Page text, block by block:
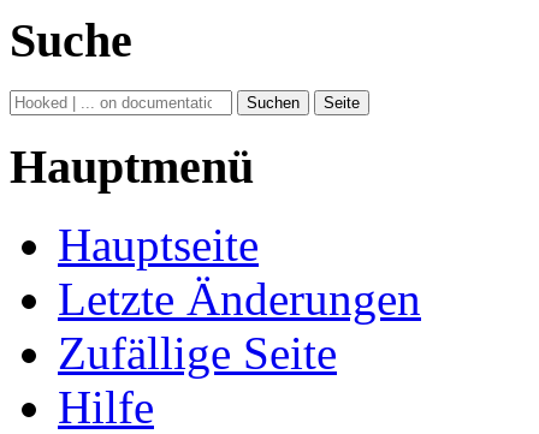
Suche
Hauptmenü
Hauptseite
Letzte Änderungen
Zufällige Seite
Hilfe